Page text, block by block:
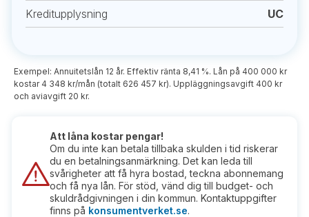
Kreditupplysning
UC
Exempel: Annuitetslån 12 år. Effektiv ränta 8,41 %. Lån på 400 000 kr
kostar 4 348 kr/mån (totalt 626 457 kr). Uppläggningsavgift 400 kr
och aviavgift 20 kr.
Att låna kostar pengar!
Om du inte kan betala tillbaka skulden i tid riskerar
du en betalningsanmärkning. Det kan leda till
svårigheter att få hyra bostad, teckna abonnemang
och få nya lån. För stöd, vänd dig till budget- och
skuldrådgivningen i din kommun. Kontaktuppgifter
finns på konsumentverket.se.